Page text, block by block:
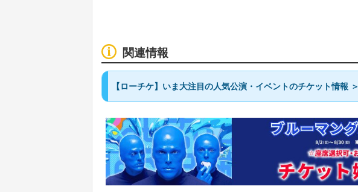
関連情報
【ローチケ】いま大注目の人気公演・イベントのチケット情報 ＞